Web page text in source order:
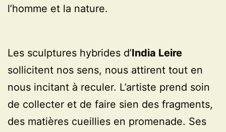
l’homme et la nature.
Les sculptures hybrides d’India Leire
sollicitent nos sens, nous attirent tout en
nous incitant à reculer. L’artiste prend soin
de collecter et de faire sien des fragments,
des matières cueillies en promenade. Ses